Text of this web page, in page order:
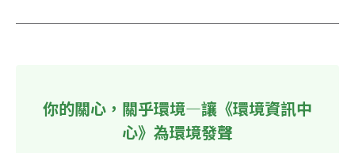
你的關心，關乎環境—讓《環境資訊中
心》為環境發聲